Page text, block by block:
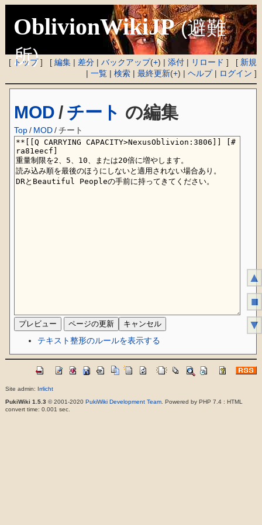
OblivionWikiJP (避難
所)
[ トップ] [編集 | 差分 |バックアップ(+) |添付 | リロード ] [ 新規
|一覧 |検索 |最終更新(+) |ヘルプ| ログイン ]
MOD / チート の編集
Top / MOD/チート
テキスト整形のルールを表示する
Site admin: Irrlicht
PukiWiki 1.5.3 © 2001-2020 PukiWiki Development Team. Powered by PHP 7.4 : HTML
convert time: 0.001 sec.
▲
■
▼